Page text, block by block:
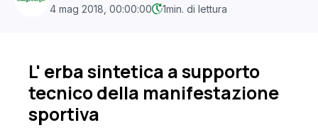
4 mag 2018, 00:00:00 1min. di lettura
L' erba sintetica a supporto
tecnico della manifestazione
sportiva